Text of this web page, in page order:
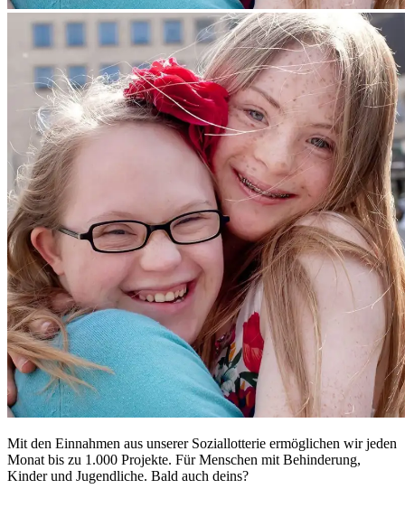
Mit den Einnahmen aus unserer Soziallotterie ermöglichen wir jeden
Monat bis zu 1.000 Projekte. Für Menschen mit Behinderung,
Kinder und Jugendliche. Bald auch deins?